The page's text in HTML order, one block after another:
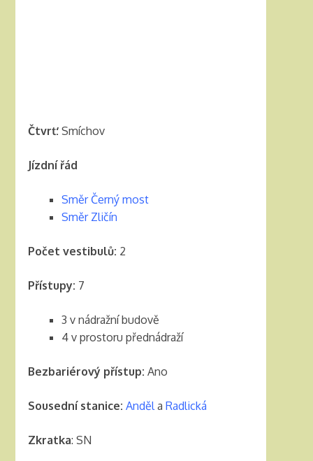
Čtvrť:Smíchov
Jízdní řád
Směr Černý most
Směr Zličín
Počet vestibulů: 2
Přístupy: 7
3 v nádražní budově
4 v prostoru přednádraží
Bezbariérový přístup:Ano
Sousední stanice:AndělaRadlická
Zkratka: SN